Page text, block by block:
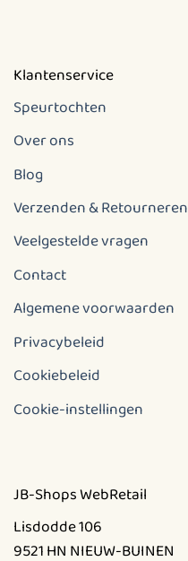
Klantenservice
Speurtochten
Over ons
Blog
Verzenden & Retourneren
Veelgestelde vragen
Contact
Algemene voorwaarden
Privacybeleid
Cookiebeleid
Cookie-instellingen
JB-Shops WebRetail
Lisdodde 106
9521 HN NIEUW-BUINEN